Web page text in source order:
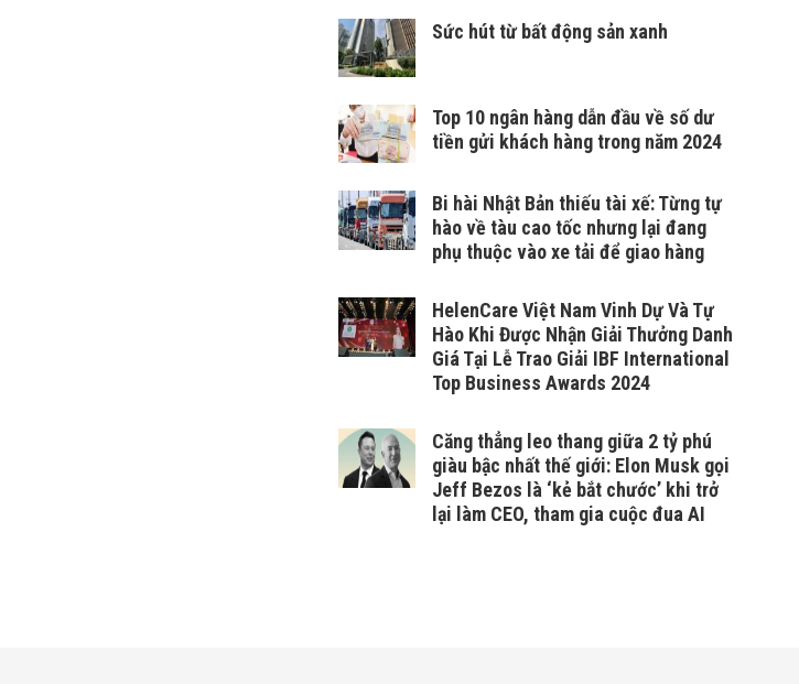
Sức hút từ bất động sản xanh
Top 10 ngân hàng dẫn đầu về số dư
tiền gửi khách hàng trong năm 2024
Bi hài Nhật Bản thiếu tài xế: Từng tự
hào về tàu cao tốc nhưng lại đang
phụ thuộc vào xe tải để giao hàng
HelenCare Việt Nam Vinh Dự Và Tự
Hào Khi Được Nhận Giải Thưởng Danh
Giá Tại Lễ Trao Giải IBF International
Top Business Awards 2024
Căng thẳng leo thang giữa 2 tỷ phú
giàu bậc nhất thế giới: Elon Musk gọi
Jeff Bezos là ‘kẻ bắt chước’ khi trở
lại làm CEO, tham gia cuộc đua AI